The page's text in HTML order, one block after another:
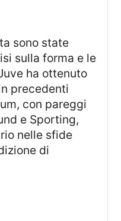
sulla forma e le
ha ottenuto
precedenti
con pareggi
e Sporting,
nelle sfide
di